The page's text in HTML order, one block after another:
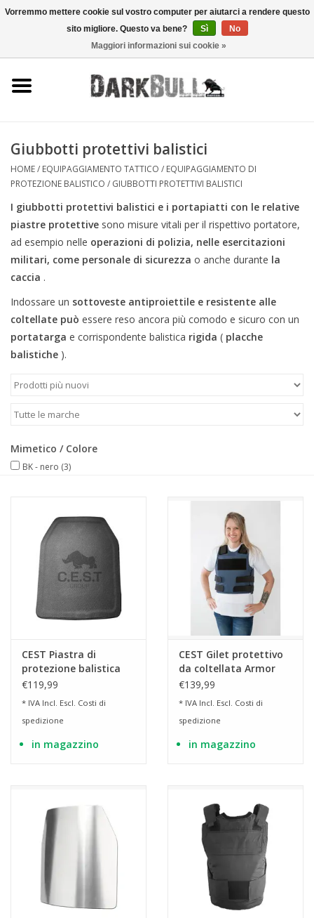
0 Articoli - €0,00
tiro
all'aperto
equipaggiamento tattico
Ottica e laser
Marche
Giubbotti protettivi balistici
HOME/ EQUIPAGGIAMENTO TATTICO / EQUIPAGGIAMENTO DI
PROTEZIONE BALISTICO / GIUBBOTTI PROTETTIVI BALISTICI
I giubbotti protettivi balistici e i portapiatti con le relative
piastre protettive sono misure vitali per il rispettivo portatore,
ad esempio nelle operazioni di polizia, nelle esercitazioni
militari, come personale di sicurezza o anche durante la
caccia .
Indossare un sottoveste antiproiettile e resistente alle
coltellate può essere reso ancora più comodo e sicuro con un
portatarga e corrispondente balistica rigida ( placche
balistiche ).
Mimetico / Colore
BK - nero (3)
CEST Piastra di
protezione balistica
US NIJ IIIa - 35 x 25 cm
€119,99
* IVA Incl. Escl. Costi di
spedizione
in magazzino
CEST Gilet protettivo
da coltellata Armor
Basic Blu K3
€139,99
* IVA Incl. Escl. Costi di
spedizione
in magazzino
Vorremmo mettere cookie sul vostro computer per aiutarci a rendere questo
sito migliore. Questo va bene?
Sì
No
Maggiori informazioni sui cookie »